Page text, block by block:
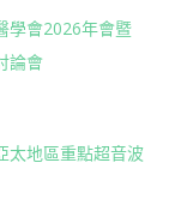
學會2026年會暨
論會
太地區重點超音波